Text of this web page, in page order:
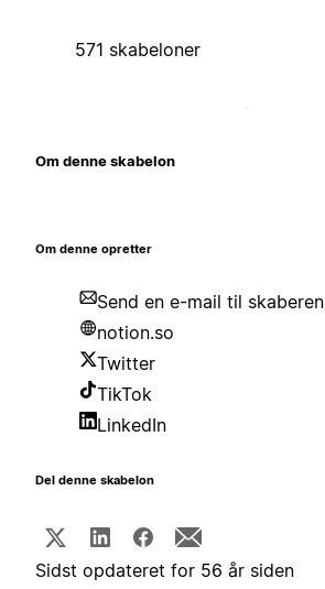
571 skabeloner
Om denne skabelon
Om denne opretter
Send en e-mail til skaberen
notion.so
Twitter
TikTok
LinkedIn
Del denne skabelon
Sidst opdateret for 56 år siden